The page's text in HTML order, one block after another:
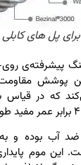
پل های کابلی
پوشش مقاومت
که در قیاس
آب بوده و به
موم